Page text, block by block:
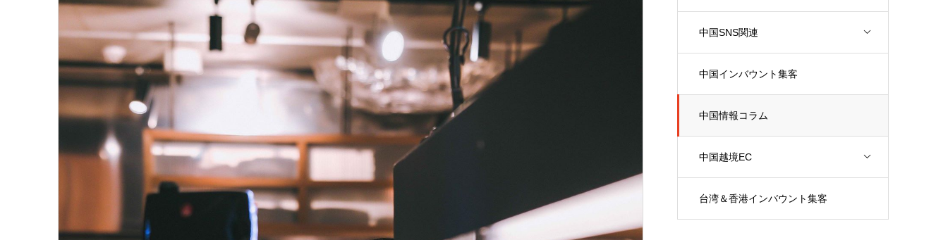
中国SNS関連
中国インバウント集客
中国情報コラム
中国越境EC
台湾＆香港インバウント集客